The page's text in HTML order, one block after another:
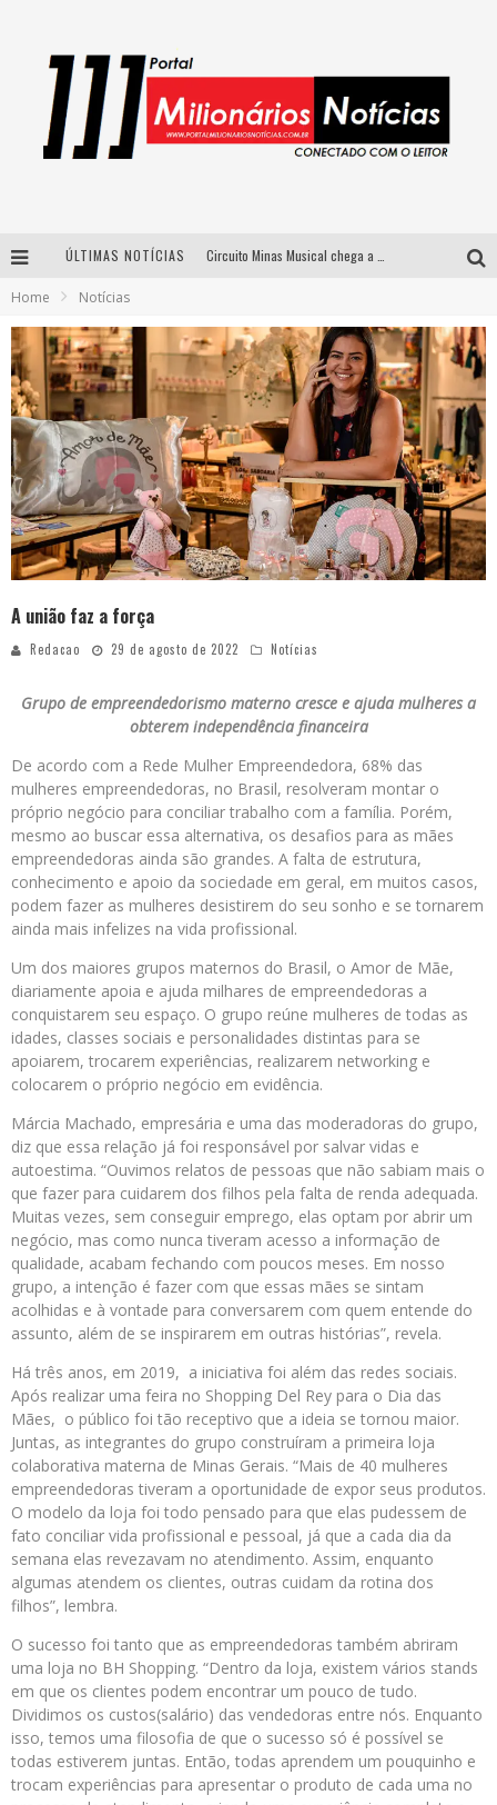
ÚLTIMAS NOTÍCIAS
Fenômeno do pagode, Fabinho desembarca em BH com a primeira edição do “Pagobinho”
Yan traz a turnê nacional do PagodYANdo para Belo Horizonte
Home Notícias
A união faz a força
Redacao 29 de agosto de 2022 Notícias
Grupo de empreendedorismo materno cresce e ajuda mulheres a
obterem independência financeira
De acordo com a Rede Mulher Empreendedora, 68% das
mulheres empreendedoras, no Brasil, resolveram montar o
próprio negócio para conciliar trabalho com a família. Porém,
mesmo ao buscar essa alternativa, os desafios para as mães
empreendedoras ainda são grandes. A falta de estrutura,
conhecimento e apoio da sociedade em geral, em muitos casos,
podem fazer as mulheres desistirem do seu sonho e se tornarem
ainda mais infelizes na vida profissional.
Um dos maiores grupos maternos do Brasil, o Amor de Mãe,
diariamente apoia e ajuda milhares de empreendedoras a
conquistarem seu espaço. O grupo reúne mulheres de todas as
idades, classes sociais e personalidades distintas para se
apoiarem, trocarem experiências, realizarem networking e
colocarem o próprio negócio em evidência.
Márcia Machado, empresária e uma das moderadoras do grupo,
diz que essa relação já foi responsável por salvar vidas e
autoestima. “Ouvimos relatos de pessoas que não sabiam mais o
que fazer para cuidarem dos filhos pela falta de renda adequada.
Muitas vezes, sem conseguir emprego, elas optam por abrir um
negócio, mas como nunca tiveram acesso a informação de
qualidade, acabam fechando com poucos meses. Em nosso
grupo, a intenção é fazer com que essas mães se sintam
acolhidas e à vontade para conversarem com quem entende do
assunto, além de se inspirarem em outras histórias”, revela.
Há três anos, em 2019, a iniciativa foi além das redes sociais.
Após realizar uma feira no Shopping Del Rey para o Dia das
Mães, o público foi tão receptivo que a ideia se tornou maior.
Juntas, as integrantes do grupo construíram a primeira loja
colaborativa materna de Minas Gerais. “Mais de 40 mulheres
empreendedoras tiveram a oportunidade de expor seus produtos.
O modelo da loja foi todo pensado para que elas pudessem de
fato conciliar vida profissional e pessoal, já que a cada dia da
semana elas revezavam no atendimento. Assim, enquanto
algumas atendem os clientes, outras cuidam da rotina dos
filhos”, lembra.
O sucesso foi tanto que as empreendedoras também abriram
uma loja no BH Shopping. “Dentro da loja, existem vários stands
em que os clientes podem encontrar um pouco de tudo.
Dividimos os custos(salário) das vendedoras entre nós. Enquanto
isso, temos uma filosofia de que o sucesso só é possível se
todas estiverem juntas. Então, todas aprendem um pouquinho e
trocam experiências para apresentar o produto de cada uma no